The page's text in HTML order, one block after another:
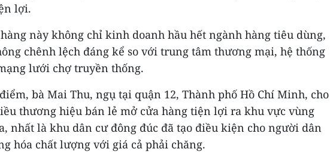
lợi.
này không chỉ kinh doanh hầu hết ngành hàng tiêu dùng,
chênh lệch đáng kể so với trung tâm thương mại, hệ thống
lưới chợ truyền thống.
bà Mai Thu, ngụ tại quận 12, Thành phố Hồ Chí Minh, cho
thương hiệu bán lẻ mở cửa hàng tiện lợi ra khu vực vùng
nhất là khu dân cư đông đúc đã tạo điều kiện cho người dân
hóa chất lượng với giá cả phải chăng.